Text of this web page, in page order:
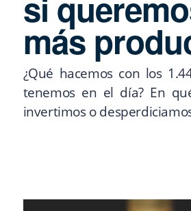
más
¿Qué hacemos con los
tenemos en el día? En
invertimos o